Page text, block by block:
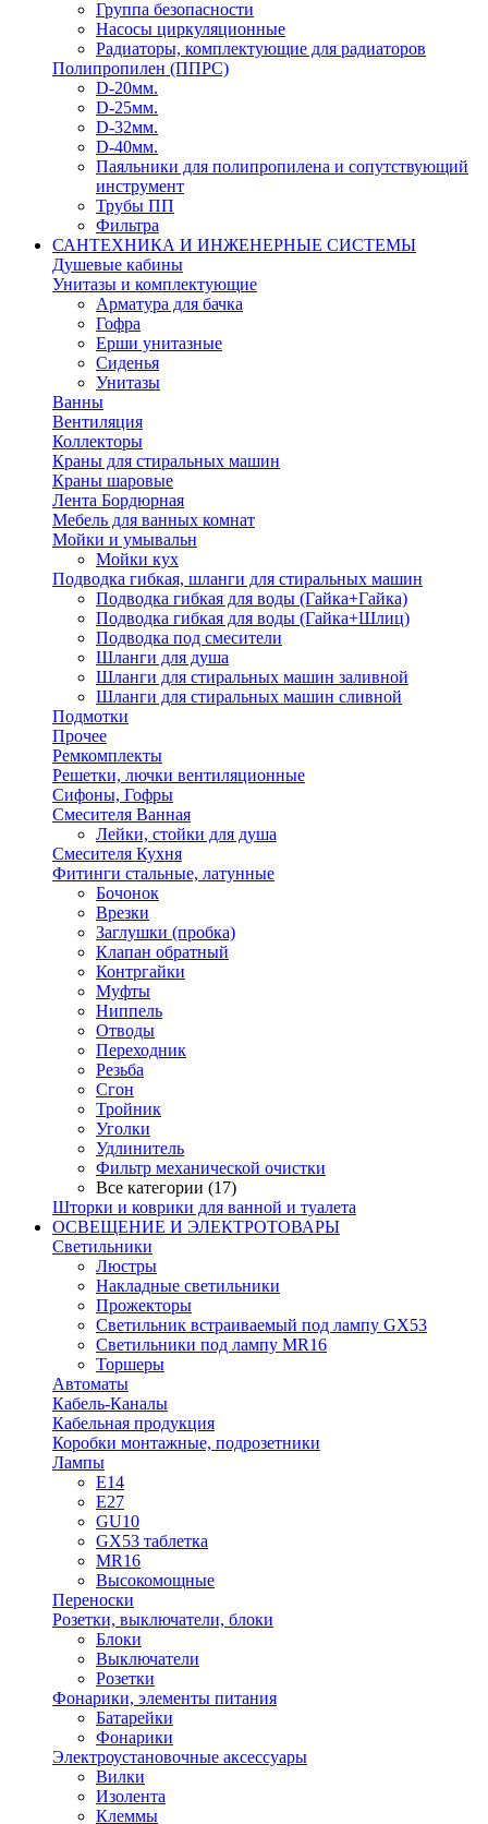
Группа безопасности
Насосы циркуляционные
Радиаторы, комплектующие для радиаторов
Полипропилен (ППРС)
D-20мм.
D-25мм.
D-32мм.
D-40мм.
Паяльники для полипропилена и сопутствующий
инструмент
Трубы ПП
Фильтра
САНТЕХНИКА И ИНЖЕНЕРНЫЕ СИСТЕМЫ
Душевые кабины
Унитазы и комплектующие
Арматура для бачка
Гофра
Ерши унитазные
Сиденья
Унитазы
Ванны
Вентиляция
Коллекторы
Краны для стиральных машин
Краны шаровые
Лента Бордюрная
Мебель для ванных комнат
Мойки и умывальн
Мойки кух
Подводка гибкая, шланги для стиральных машин
Подводка гибкая для воды (Гайка+Гайка)
Подводка гибкая для воды (Гайка+Шлиц)
Подводка под смесители
Шланги для душа
Шланги для стиральных машин заливной
Шланги для стиральных машин сливной
Подмотки
Прочее
Ремкомплекты
Решетки, лючки вентиляционные
Сифоны, Гофры
Смесителя Ванная
Лейки, стойки для душа
Смесителя Кухня
Фитинги стальные, латунные
Бочонок
Врезки
Заглушки (пробка)
Клапан обратный
Контргайки
Муфты
Ниппель
Отводы
Переходник
Резьба
Сгон
Тройник
Уголки
Удлинитель
Фильтр механической очистки
Все категории (17)
Шторки и коврики для ванной и туалета
ОСВЕЩЕНИЕ И ЭЛЕКТРОТОВАРЫ
Светильники
Люстры
Накладные светильники
Прожекторы
Светильник встраиваемый под лампу GX53
Светильники под лампу MR16
Торшеры
Автоматы
Кабель-Каналы
Кабельная продукция
Коробки монтажные, подрозетники
Лампы
E14
E27
GU10
GX53 таблетка
MR16
Высокомощные
Переноски
Розетки, выключатели, блоки
Блоки
Выключатели
Розетки
Фонарики, элементы питания
Батарейки
Фонарики
Электроустановочные аксессуары
Вилки
Изолента
Клеммы